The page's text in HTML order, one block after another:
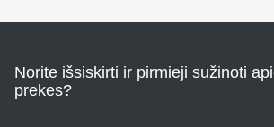
Norite išsiskirti ir pirmieji sužinoti
prekes?